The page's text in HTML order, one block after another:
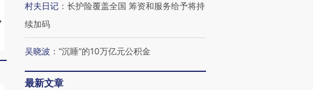
视线｜HYROX的吸金
村夫日记 ： 长护险覆盖全国 筹资和服务给予将持
续加码
吴晓波 ： “沉睡”的10万亿元公积金
最新文章